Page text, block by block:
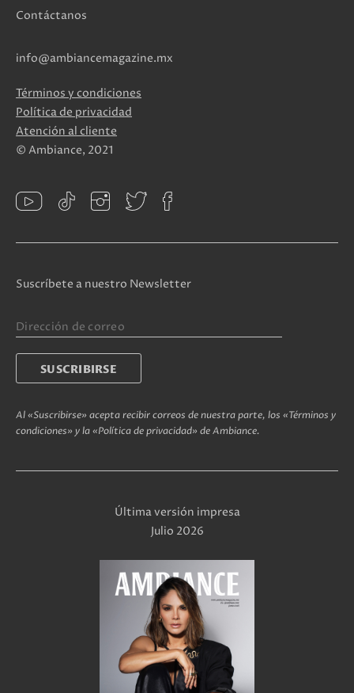
Contáctanos
info@ambiancemagazine.mx
Términos y condiciones
Política de privacidad
Atención al cliente
© Ambiance, 2021
Suscríbete a nuestro Newsletter
Al «Suscribirse» acepta recibir correos de nuestra parte, los «Términos y
condiciones» y la «Política de privacidad» de Ambiance.
Última versión impresa
Julio 2026